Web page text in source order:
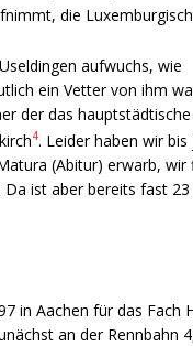
die
aufwuchs, wie
ein Vetter von ihm
der das hauptstädtische
4. Leider haben wir
(Abitur) erwarb,
ist aber bereits fast
in Aachen für das Fach
an der Rennbahn